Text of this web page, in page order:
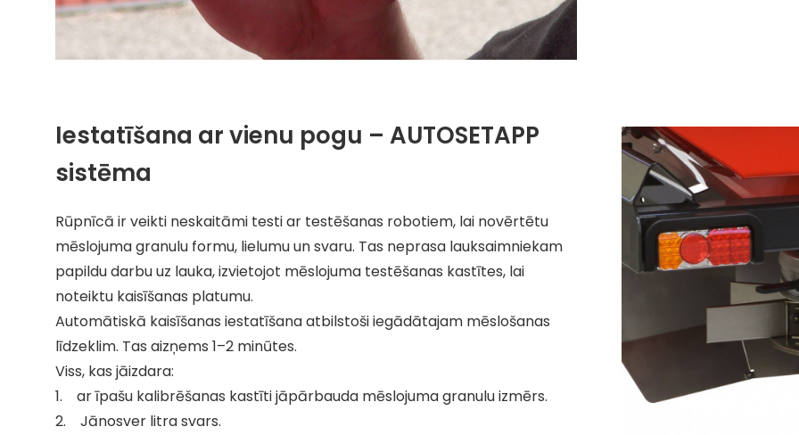
Iestatīšana ar vienu pogu – AUTOSETAPP
sistēma
Rūpnīcā ir veikti neskaitāmi testi ar testēšanas robotiem, lai novērtētu
mēslojuma granulu formu, lielumu un svaru. Tas neprasa lauksaimniekam
papildu darbu uz lauka, izvietojot mēslojuma testēšanas kastītes, lai
noteiktu kaisīšanas platumu.
Automātiskā kaisīšanas iestatīšana atbilstoši iegādātajam mēslošanas
līdzeklim. Tas aizņems 1–2 minūtes.
Viss, kas jāizdara:
1. ar īpašu kalibrēšanas kastīti jāpārbauda mēslojuma granulu izmērs.
2. Jānosver litra svars.